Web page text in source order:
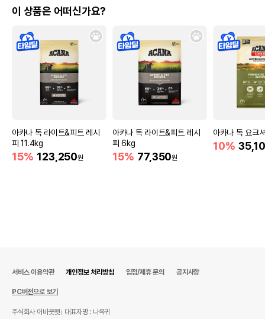
이 상품은 어떠신가요?
아카나 독 라이트&피트 레시
피 11.4kg
15% 123,250원
아카나 독 라이트&피트 레시
피 6kg
15% 77,350원
아카나 독 요크
10%
서비스 이용약관 개인정보 처리방침 입점/제휴 문의 공지사항
PC버전으로 보기
주식회사 어바웃펫
대표자명 : 나옥귀